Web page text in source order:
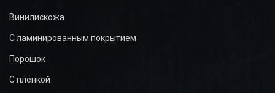
Винилискожа
С ламинированным покрытием
Порошок
С плёнкой